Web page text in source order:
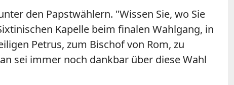
den Papstwählern. "Wissen Sie, wo Sie
Kapelle beim finalen Wahlgang, in
Petrus, zum Bischof von Rom, zu
sei immer noch dankbar über diese Wahl